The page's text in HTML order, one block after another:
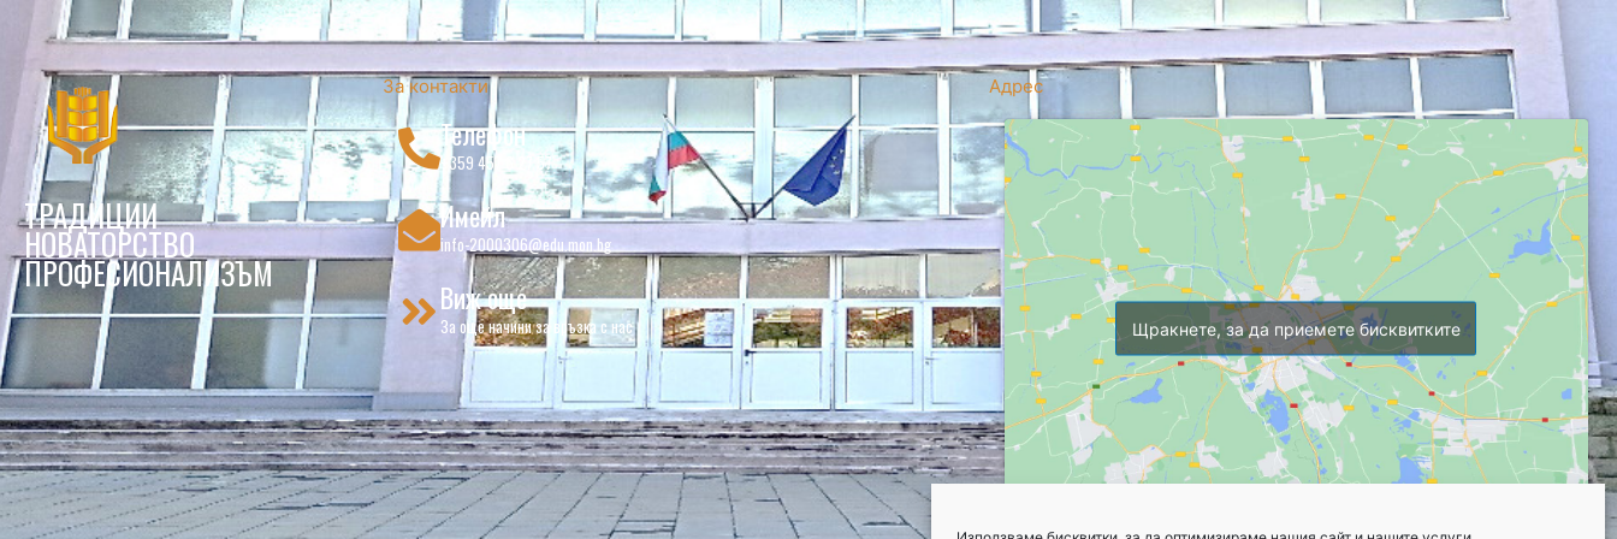
ТРАДИЦИИ
НОВАТОРСТВО
ПРОФЕСИОНАЛИЗЪМ
За контакти
Телефон
+359 457 6 27 57
Имейл
info-2000306@edu.mon.bg
Виж още
За още начини за връзка с нас
Адрес
Щракнете, за да приемете бисквитките